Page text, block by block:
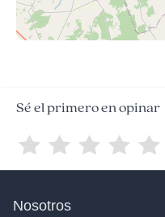
Sé el primero en opinar
Nosotros